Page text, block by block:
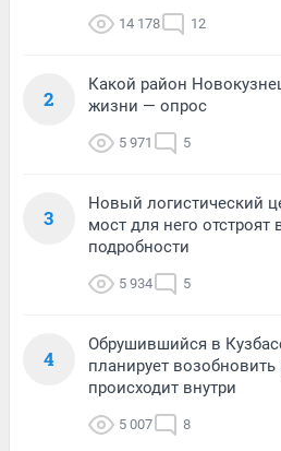
14 178 12
2
Какой район
жизни — опрос
5 971 5
3
Новый логистический
мост для него отстроят
подробности
5 934 5
4
Обрушившийся в
планирует возобновить
происходит внутри
5 007 8